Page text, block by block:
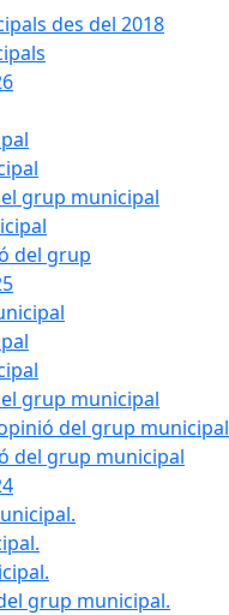
des del 2018
grup municipal
del grup
grup municipal
del grup municipal
del grup municipal
grup municipal.